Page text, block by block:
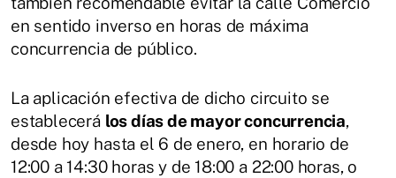
en sentido inverso en horas de máxima
concurrencia de público.
La aplicación efectiva de dicho circuito se
establecerá los días de mayor concurrencia,
desde hoy hasta el 6 de enero, en horario de
12:00 a 14:30 horas y de 18:00 a 22:00 horas, o